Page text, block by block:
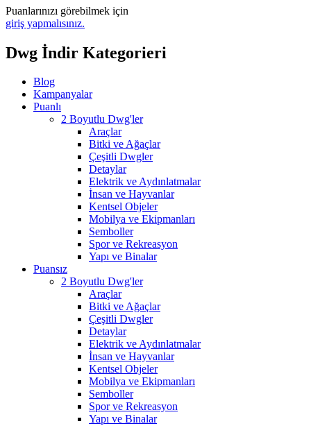
Puanlarınızı görebilmek için
giriş yapmalısınız.
Dwg İndir Kategorieri
Blog
Kampanyalar
Puanlı
2 Boyutlu Dwg'ler
Araçlar
Bitki ve Ağaçlar
Çeşitli Dwgler
Detaylar
Elektrik ve Aydınlatmalar
İnsan ve Hayvanlar
Kentsel Objeler
Mobilya ve Ekipmanları
Semboller
Spor ve Rekreasyon
Yapı ve Binalar
Puansız
2 Boyutlu Dwg'ler
Araçlar
Bitki ve Ağaçlar
Çeşitli Dwgler
Detaylar
Elektrik ve Aydınlatmalar
İnsan ve Hayvanlar
Kentsel Objeler
Mobilya ve Ekipmanları
Semboller
Spor ve Rekreasyon
Yapı ve Binalar